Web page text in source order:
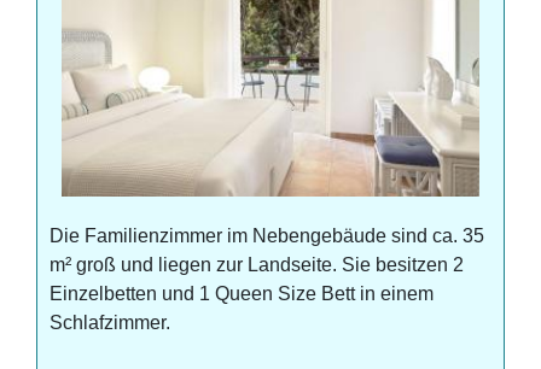
Die Familienzimmer im Nebengebäude sind ca. 35
m² groß und liegen zur Landseite. Sie besitzen 2
Einzelbetten und 1 Queen Size Bett in einem
Schlafzimmer.